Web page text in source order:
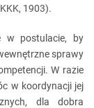
1903).
postulacie, by
sprawy
W razie
w koordynacji jej
dla dobra